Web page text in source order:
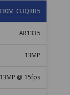
AR1335
13MP
13MP @ 15fps